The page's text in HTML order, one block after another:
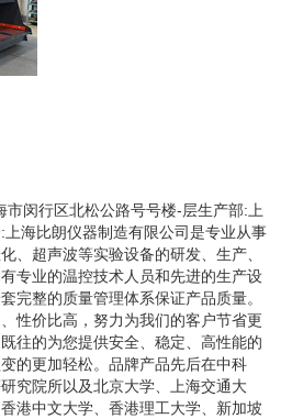
市闵行区北松公路号号楼-层生产部:上
海比朗仪器制造有限公司是专业从事
、超声波等实验设备的研发、生产、
专业的温控技术人员和先进的生产设
完整的质量管理体系保证产品质量。
性价比高，努力为我们的客户节省更
往的为您提供安全、稳定、高性能的
的更加轻松。品牌产品先后在中科
究院所以及北京大学、上海交通大
港中文大学、香港理工大学、新加坡